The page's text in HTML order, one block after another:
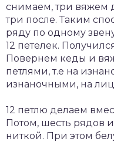
снимаем, три вяжем
три после. Таким
ряду по одному
12 петелек.
Повернем кеды и
петлями, т.е на
изнаночными, на
12 петлю делаем
Потом, шесть рядов
ниткой. При этом